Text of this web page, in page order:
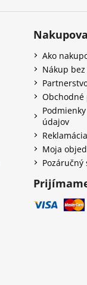
Ako
Nákup bez
Obchodné
údajov
Moja
Pozáručný